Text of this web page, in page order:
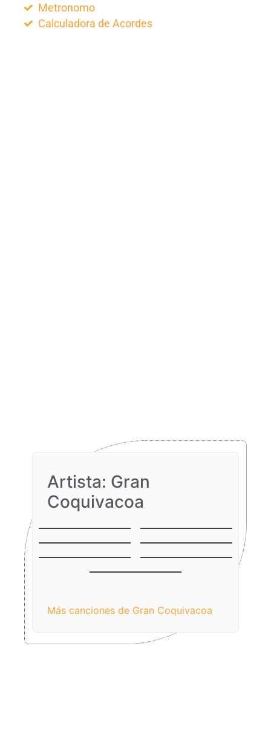
Metronomo
Calculadora de Acordes
Artista: Gran
Coquivacoa
Sin Rencor
Onomatopeyica
No la para nadie
Amor del bueno
Punta Icotea
(San Benito)
Nunca Te Dejaré Ir
Más canciones de Gran Coquivacoa